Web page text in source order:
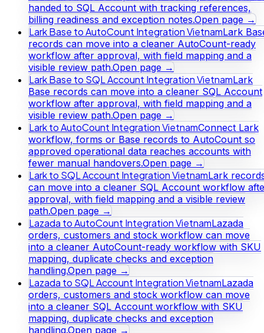
handed to SQL Account with tracking references,
billing readiness and exception notes.Open page →
Lark Base to AutoCount Integration VietnamLark
records can move into a cleaner AutoCount-ready
workflow after approval, with field mapping and a
visible review path.Open page →
Lark Base to SQL Account Integration VietnamLark
Base records can move into a cleaner SQL Account
workflow after approval, with field mapping and a
visible review path.Open page →
Lark to AutoCount Integration VietnamConnect Lark
workflow, forms or Base records to AutoCount so
approved operational data reaches accounts with
fewer manual handovers.Open page →
Lark to SQL Account Integration VietnamLark
can move into a cleaner SQL Account workflow
approval, with field mapping and a visible review
path.Open page →
Lazada to AutoCount Integration VietnamLazada
orders, customers and stock workflow can move
into a cleaner AutoCount-ready workflow with SKU
mapping, duplicate checks and exception
handling.Open page →
Lazada to SQL Account Integration VietnamLazada
orders, customers and stock workflow can move
into a cleaner SQL Account workflow with SKU
mapping, duplicate checks and exception
handling.Open page →